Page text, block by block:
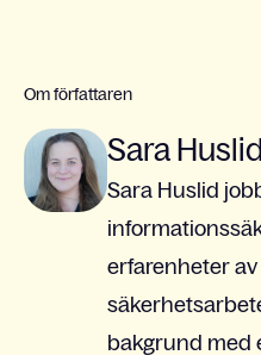
Om författaren
Sara Huslid
Sara Huslid
erfarenheter
bakgrund med